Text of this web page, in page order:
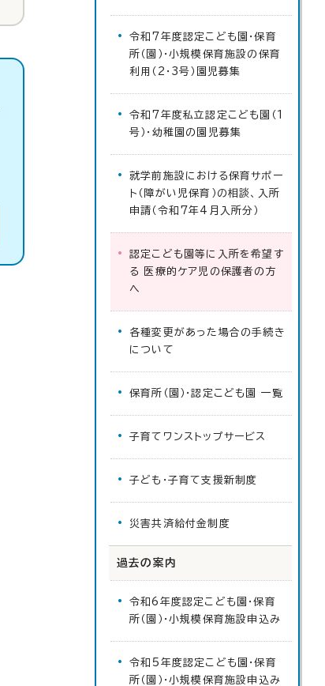
令和7年度認定こども園・保育
所（園）・小規模保育施設の保育
利用（2・3号）園児募集
令和7年度私立認定こども園（1
号）・幼稚園の園児募集
就学前施設における保育サポー
ト（障がい児保育）の相談、入所
申請（令和7年4月入所分）
認定こども園等に入所を希望す
る 医療的ケア児の保護者の方
へ
各種変更があった場合の手続き
について
保育所（園）・認定こども園 一覧
子育てワンストップサービス
子ども・子育て支援新制度
災害共済給付金制度
過去の案内
令和6年度認定こども園・保育
所（園）・小規模保育施設申込み
令和5年度認定こども園・保育
所（園）・小規模保育施設申込み